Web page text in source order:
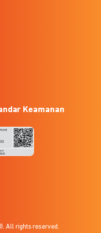
Keamanan
All rights reserved.